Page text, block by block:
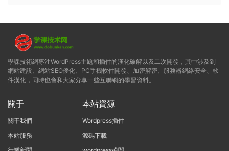
學課技術網專注WordPress主題和插件的漢化破解以及二次開發，其中涉及到
網站建設、網站SEO優化、PC手機軟件開發、加密解密、服務器網絡安全、軟
件漢化，同時也會和大家分享一些互聯網的學習資料。
關于
關于我們
本站服務
本站資源
Wordpress插件
源碼下載